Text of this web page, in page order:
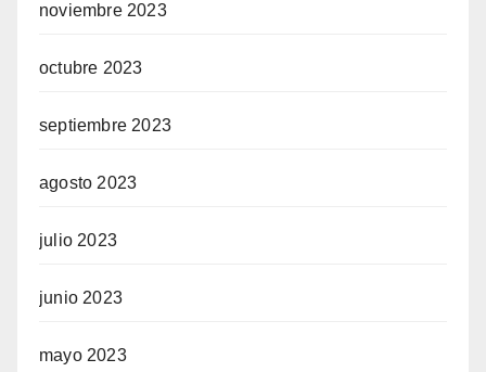
noviembre 2023
octubre 2023
septiembre 2023
agosto 2023
julio 2023
junio 2023
mayo 2023